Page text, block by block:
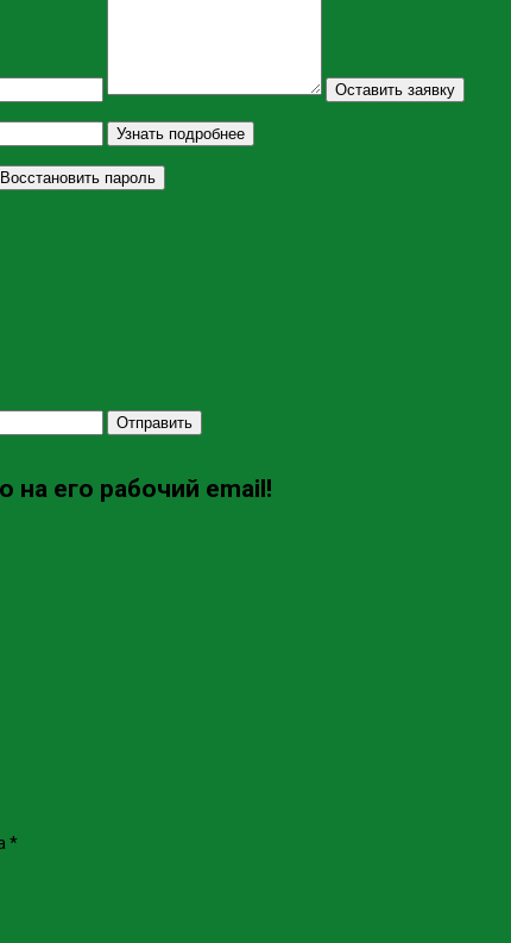
Оставить заявку
Узнать подробнее
Восстановить пароль
Отправить
на его рабочий email!
*